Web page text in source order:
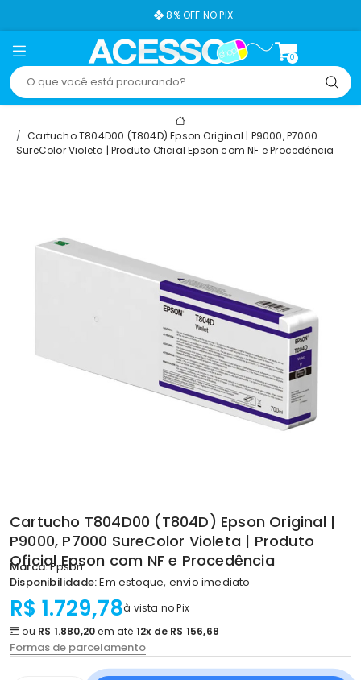
0
Cartucho T804D00 (T804D) Epson Original | P9000, P7000
SureColor Violeta | Produto Oficial Epson com NF e Procedência
Cartucho T804D00 (T804D) Epson Original |
P9000, P7000 SureColor Violeta | Produto
Oficial Epson com NF e Procedência
Marca:Epson
Disponibilidade:Em estoque, envio imediato
R$ 1.729,78à vista no Pix
ou R$ 1.880,20em até 12x de R$ 156,68
Formas de parcelamento